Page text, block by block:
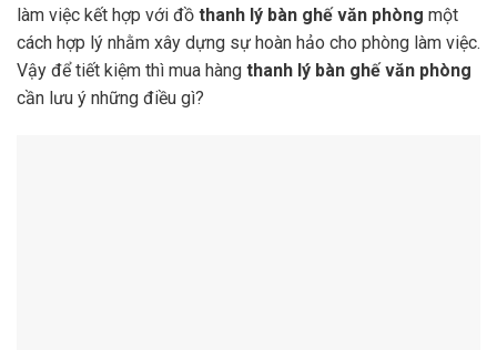
làm việc kết hợp với đồ thanh lý bàn ghế văn phòng một
cách hợp lý nhằm xây dựng sự hoàn hảo cho phòng làm việc.
Vậy để tiết kiệm thì mua hàng thanh lý bàn ghế văn phòng
cần lưu ý những điều gì?